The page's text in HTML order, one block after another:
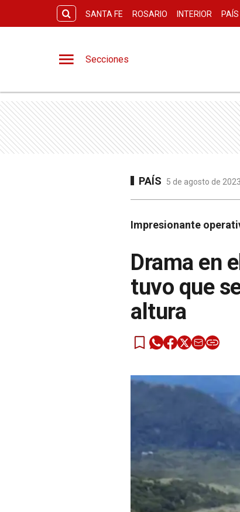
SANTA FE ROSARIO INTERIOR PAÍS
Secciones
PAÍS 5 de agosto de
Impresionante
Drama en
tuvo que
altura